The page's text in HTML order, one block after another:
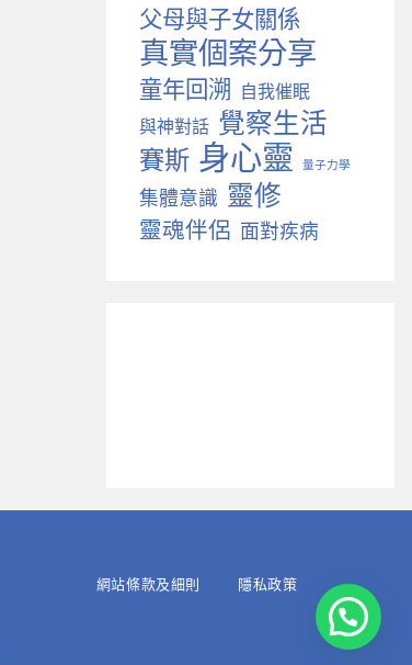
父母與子女關係
真實個案分享
童年回溯 自我催眠
與神對話 覺察生活
賽斯 身心靈 量子力學
集體意識 靈修
靈魂伴侶 面對疾病
網站條款及細則 隱私政策